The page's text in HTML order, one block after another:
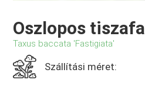
Oszlopos tiszafa
Taxus baccata 'Fastigiata'
Szállítási méret: